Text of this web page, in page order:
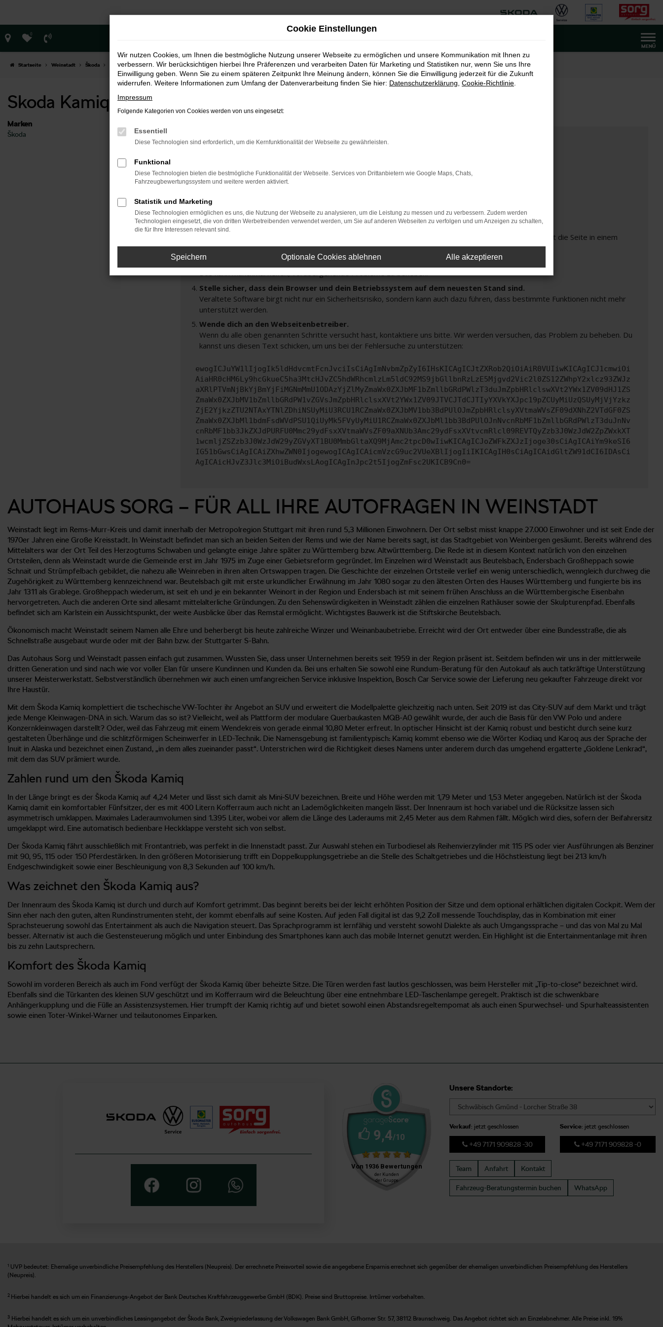
Hauptinhalt
springen
MENÜ
0
Startseite Weinstadt Škoda Škoda Kamiq Skoda Kamiq Neuwagen Weinstadt
Skoda Kamiq Neuwagen Weinstadt
Marken
Škoda Fehler: Network Error
Beim Laden ist ein Fehler aufgetreten.
Hier sind ein paar Tipps, die dir helfen können:
Überprüfe deine Firewall und deine Internetverbindung.
Laden andere Webseiten, zum Beispiel deine Suchmaschine?
Prüfe deine Browsererweiterungen.
Manche Erweiterungen, wie Werbeblocker, können das Laden bestimmter Seiten verhindern. Funktioniert die Seite in einem
anderen Browser oder in einem privaten Fenster?
Starte dein Gerät neu.
Das kann manchmal helfen, vorübergehende Probleme zu beheben.
Stelle sicher, dass dein Browser und dein Betriebssystem auf dem neuesten Stand sind.
Veraltete Software birgt nicht nur ein Sicherheitsrisiko, sondern kann auch dazu führen, dass bestimmte Funktionen nicht mehr
unterstützt werden.
Wende dich an den Webseitenbetreiber.
Wenn du alle oben genannten Schritte versucht hast, kontaktiere uns bitte. Wir werden versuchen, das Problem zu beheben. Du
kannst uns diesen Text schicken, um uns bei der Fehlersuche zu unterstützen:
ewogICJuYW1lIjogIk5ldHdvcmtFcnJvciIsCiAgImNvbmZpZyI6IHsKICAgICJtZXRob2QiOiAiR0VUIiwKICAgICJ1cmwiOi
AiaHR0cHM6Ly9hcGkueC5ha3MtcHJvZC5hdWRhcmlzLm5ldC92MS9jbGllbnRzLzE5Mjgvd2Vic2l0ZS12ZWhpY2xlcz93ZWJz
aXRlPTVmNjBkYjBmYjFiMGNmMmU1ODAzYjZlMyZmaWx0ZXJbMF1bZmllbGRdPWlzT3duJmZpbHRlclswXVt2YWx1ZV09dHJ1ZS
ZmaWx0ZXJbMV1bZmllbGRdPW1vZGVsJmZpbHRlclsxXVt2YWx1ZV09JTVCJTdCJTIyYXVkYXJpc19pZCUyMiUzQSUyMjVjYzkz
ZjE2YjkzZTU2NTAxYTNlZDhiNSUyMiU3RCU1RCZmaWx0ZXJbMV1bb3BdPUlOJmZpbHRlclsyXVtmaWVsZF09dXNhZ2VTdGF0ZS
ZmaWx0ZXJbMl1bdmFsdWVdPSU1QiUyMk5FVyUyMiU1RCZmaWx0ZXJbMl1bb3BdPUlOJnNvcnRbMF1bZmllbGRdPWlzT3duJnNv
cnRbMF1bb3JkZXJdPURFU0Mmc29ydFsxXVtmaWVsZF09aXNUb3Amc29ydFsxXVtvcmRlcl09REVTQyZzb3J0WzJdW2ZpZWxkXT
1wcmljZSZzb3J0WzJdW29yZGVyXT1BU0MmbGltaXQ9MjAmc2tpcD0wIiwKICAgICJoZWFkZXJzIjoge30sCiAgICAiYm9keSI6
IG51bGwsCiAgICAiZXhwZWN0IjogewogICAgICAicmVzcG9uc2VUeXBlIjogIiIKICAgIH0sCiAgICAidGltZW91dCI6IDAsCi
AgICAicHJvZ3Jlc3MiOiBudWxsLAogICAgInJpc2t5IjogZmFsc2UKICB9Cn0=
AUTOHAUS SORG – FÜR ALL IHRE AUTOFRAGEN IN WEINSTADT
Weinstadt liegt im Rems-Murr-Kreis und damit innerhalb der Metropolregion Stuttgart mit ihren rund 5,3 Millionen Einwohnern. Der Ort selbst misst knappe 27.000 Einwohner und ist seit Ende der
1970er Jahren eine Große Kreisstadt. In Weinstadt befindet man sich an beiden Seiten der Rems und wie der Name bereits sagt, ist das Stadtgebiet von Weinbergen gesäumt. Bereits während des
Mittelalters war der Ort Teil des Herzogtums Schwaben und gelangte einige Jahre später zu Württemberg bzw. Altwürttemberg. Die Rede ist in diesem Kontext natürlich von den einzelnen
Ortsteilen, denn als Weinstadt wurde die Gemeinde erst im Jahr 1975 im Zuge einer Gebietsreform gegründet. Im Einzelnen wird Weinstadt aus Beutelsbach, Endersbach Großheppach sowie
Schnait und Strümpfelbach gebildet, die nahezu alle Weinreben in ihren alten Ortswappen tragen. Die Geschichte der einzelnen Ortsteile verlief ein wenig unterschiedlich, wenngleich durchweg die
Zugehörigkeit zu Württemberg kennzeichnend war. Beutelsbach gilt mit erste urkundlicher Erwähnung im Jahr 1080 sogar zu den ältesten Orten des Hauses Württemberg und fungierte bis ins
Jahr 1311 als Grablege. Großheppach wiederum, ist seit eh und je ein bekannter Weinort in der Region und Endersbach ist mit seinem frühen Anschluss an die Württembergische Eisenbahn
hervorgetreten. Auch die anderen Orte sind allesamt mittelalterliche Gründungen. Zu den Sehenswürdigkeiten in Weinstadt zählen die einzelnen Rathäuser sowie der Skulpturenpfad. Ebenfalls
befindet sich am Karlstein ein Aussichtspunkt, der weite Ausblicke über das Remstal ermöglicht. Wichtigstes Bauwerk ist die Stiftskirche Beutelsbach.
Ökonomisch macht Weinstadt seinem Namen alle Ehre und beherbergt bis heute zahlreiche Winzer und Weinanbaubetriebe. Erreicht wird der Ort entweder über eine Bundesstraße, die als
Schnellstraße ausgebaut wurde oder mit der Bahn bzw. der Stuttgarter S-Bahn.
Das Autohaus Sorg und Weinstadt passen einfach gut zusammen. Wussten Sie, dass unser Unternehmen bereits seit 1959 in der Region präsent ist. Seitdem befinden wir uns in der mittlerweile
dritten Generation und sind nach wie vor voller Elan für unsere Kundinnen und Kunden da. Bei uns erhalten Sie sowohl eine Rundum-Beratung für den Autokauf als auch tatkräftige Unterstützung
unserer Meisterwerkstatt. Selbstverständlich übernehmen wir auch einen umfangreichen Service inklusive Inspektion, Bosch Car Service sowie der Lieferung neu gekaufter Fahrzeuge direkt vor
Ihre Haustür.
Mit dem Škoda Kamiq komplettiert die tschechische VW-Tochter ihr Angebot an SUV und erweitert die Modellpalette gleichzeitig nach unten. Seit 2019 ist das City-SUV auf dem Markt und trägt
jede Menge Kleinwagen-DNA in sich. Warum das so ist? Vielleicht, weil als Plattform der modulare Querbaukasten MQB-A0 gewählt wurde, der auch die Basis für den VW Polo und andere
Konzernkleinwagen darstellt? Oder, weil das Fahrzeug mit einem Wendekreis von gerade einmal 10,80 Meter erfreut. In optischer Hinsicht ist der Kamiq robust und besticht durch seine kurz
gestalteten Überhänge und die schlitzförmigen Scheinwerfer in LED-Technik. Die Namensgebung ist familientypisch: Kamiq kommt ebenso wie die Wörter Kodiaq und Karoq aus der Sprache der
Inuit in Alaska und bezeichnet einen Zustand, „in dem alles zueinander passt“. Unterstrichen wird die Richtigkeit dieses Namens unter anderem durch das umgehend ergatterte „Goldene Lenkrad“,
mit dem das SUV prämiert wurde.
Zahlen rund um den Škoda Kamiq
In der Länge bringt es der Škoda Kamiq auf 4,24 Meter und lässt sich damit als Mini-SUV bezeichnen. Breite und Höhe werden mit 1,79 Meter und 1,53 Meter angegeben. Natürlich ist der Škoda
Kamiq damit ein komfortabler Fünfsitzer, der es mit 400 Litern Kofferraum auch nicht an Lademöglichkeiten mangeln lässt. Der Innenraum ist hoch variabel und die Rücksitze lassen sich
asymmetrisch umklappen. Maximales Laderaumvolumen sind 1.395 Liter, wobei vor allem die Länge des Laderaums mit 2,45 Meter aus dem Rahmen fällt. Möglich wird dies, sofern der Beifahrersitz
umgeklappt wird. Eine automatisch bedienbare Heckklappe versteht sich von selbst.
Der Škoda Kamiq fährt ausschließlich mit Frontantrieb, was perfekt in die Innenstadt passt. Zur Auswahl stehen ein Turbodiesel als Reihenvierzylinder mit 115 PS oder vier Ausführungen als Benziner
mit 90, 95, 115 oder 150 Pferdestärken. In den größeren Motorisierung trifft ein Doppelkupplungsgetriebe an die Stelle des Schaltgetriebes und die Höchstleistung liegt bei 213 km/h
Endgeschwindigkeit sowie einer Beschleunigung von 8,3 Sekunden auf 100 km/h.
Was zeichnet den Škoda Kamiq aus?
Der Innenraum des Škoda Kamiq ist durch und durch auf Komfort getrimmt. Das beginnt bereits bei der leicht erhöhten Position der Sitze und dem optional erhältlichen digitalen Cockpit. Wem der
Sinn eher nach den guten, alten Rundinstrumenten steht, der kommt ebenfalls auf seine Kosten. Auf jeden Fall digital ist das 9,2 Zoll messende Touchdisplay, das in Kombination mit einer
Sprachsteuerung sowohl das Entertainment als auch die Navigation steuert. Das Sprachprogramm ist lernfähig und versteht sowohl Dialekte als auch Umgangssprache – und das von Mal zu Mal
besser. Alternativ ist auch die Gestensteuerung möglich und unter Einbindung des Smartphones kann auch das mobile Internet genutzt werden. Ein Highlight ist die Entertainmentanlage mit ihren
bis zu zehn Lautsprechern.
Komfort des Škoda Kamiq
Sowohl im vorderen Bereich als auch im Fond verfügt der Škoda Kamiq über beheizte Sitze. Die Türen werden fast lautlos geschlossen, was beim Hersteller mit „Tip-to-close“ bezeichnet wird.
Ebenfalls sind die Türkanten des kleinen SUV geschützt und im Kofferraum wird die Beleuchtung über eine entnehmbare LED-Taschenlampe geregelt. Praktisch ist die schwenkbare
Anhängerkupplung und die Fülle an Assistenzsystemen. Hier trumpft der Kamiq richtig auf und bietet sowohl einen Abstandsregeltempomat als auch einen Spurwechsel- und Spurhalteassistenten
sowie einen Toter-Winkel-Warner und teilautonomes Einparken.
Unsere Standorte:
Verkauf: jetzt geschlossen
+49 7171 909828 -30
Service: jetzt geschlossen
+49 7171 909828 -0
Team Anfahrt Kontakt
Fahrzeug-Beratungstermin buchen WhatsApp
1 UVP bedeutet: Ehemalige unverbindliche Preisempfehlung des Herstellers (Neupreis). Der errechnete Preisvorteil sowie die angegebene Ersparnis errechnet sich gegenüber der ehemaligen unverbindlichen Preisempfehlung des Herstellers
(Neupreis).
2 Hierbei handelt es sich um ein Finanzierungs-Angebot der Bank Deutsches Kraftfahrzeuggewerbe GmbH (BDK). Preise sind Bruttopreise. Irrtümer vorbehalten.
3 Hierbei handelt es sich um ein unverbindliches Leasingangebot der Škoda Bank, Zweigniederlassung der Volkswagen Bank GmbH, Gifhorner Str. 57, 38112 Braunschweig. Das Angebot richtet sich an Einzelabnehmer. Alle Preise inkl. 19%
Cookie Einstellungen
Wir nutzen Cookies, um Ihnen die bestmögliche Nutzung unserer Webseite zu ermöglichen und unsere Kommunikation mit Ihnen zu
verbessern. Wir berücksichtigen hierbei Ihre Präferenzen und verarbeiten Daten für Marketing und Statistiken nur, wenn Sie uns Ihre
Einwilligung geben. Wenn Sie zu einem späteren Zeitpunkt Ihre Meinung ändern, können Sie die Einwilligung jederzeit für die Zukunft
widerrufen. Weitere Informationen zum Umfang der Datenverarbeitung finden Sie hier: Datenschutzerklärung Cookie-Richtlinie
Impressum
Folgende Kategorien von Cookies werden von uns eingesetzt:
Essentiell
Diese Technologien sind erforderlich, um die Kernfunktionalität der Webseite zu gewährleisten.
Funktional
Diese Technologien bieten die bestmögliche Funktionalität der Webseite. Services von Drittanbietern wie Google Maps, Chats,
Fahrzeugbewertungssystem und weitere werden aktiviert.
Statistik und Marketing
Diese Technologien ermöglichen es uns, die Nutzung der Webseite zu analysieren, um die Leistung zu messen und zu verbessern. Zudem werden
Technologien eingesetzt, die von dritten Werbetreibenden verwendet werden, um Sie auf anderen Webseiten zu verfolgen und um Anzeigen zu schalten,
die für Ihre Interessen relevant sind.
Speichern Optionale Cookies ablehnen Alle akzeptieren